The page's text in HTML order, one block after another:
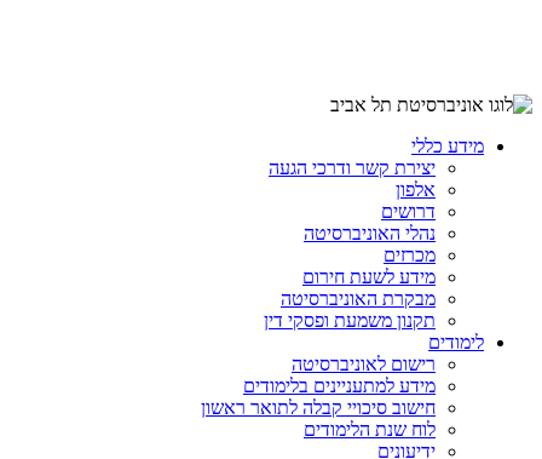
מידע כללי
יצירת קשר ודרכי הגעה
אלפון
דרושים
נהלי האוניברסיטה
מכרזים
מידע לשעת חירום
מבקרת האוניברסיטה
תקנון משמעת ופסקי דין
לימודים
רישום לאוניברסיטה
מידע למתעניינים בלימודים
חישוב סיכויי קבלה לתואר ראשון
לוח שנת הלימודים
ידיעונים